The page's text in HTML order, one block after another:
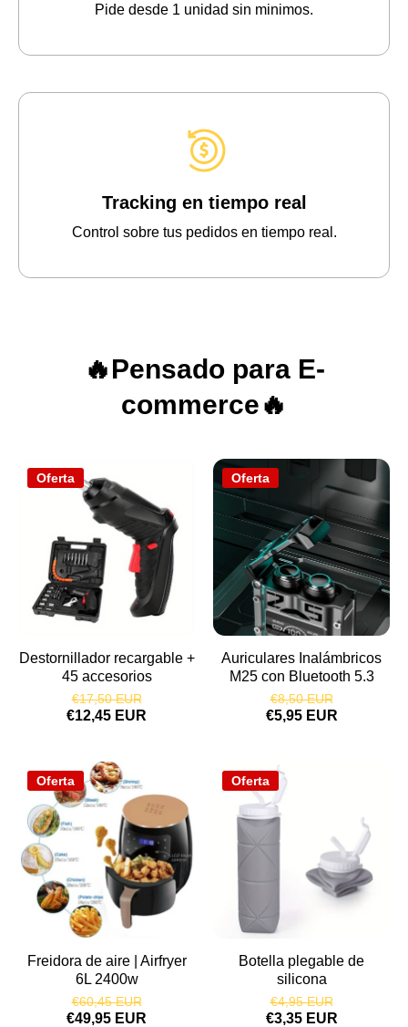
Pide desde 1 unidad sin minimos.
Tracking en tiempo real
Control sobre tus pedidos en tiempo real.
🔥Pensado para E-
commerce🔥
Oferta
Destornillador recargable +
45 accesorios
€17,50 EUR
€12,45 EUR
Oferta
Auriculares Inalámbricos
M25 con Bluetooth 5.3
€8,50 EUR
€5,95 EUR
Oferta
Freidora de aire | Airfryer
6L 2400w
€60,45 EUR
€49,95 EUR
Oferta
Botella plegable de
silicona
€4,95 EUR
€3,35 EUR